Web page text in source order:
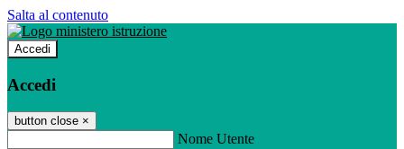
Salta al contenuto
Accedi
Accedi
button close ×
Nome Utente